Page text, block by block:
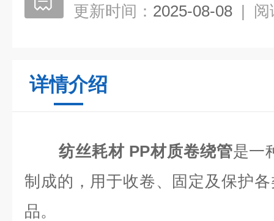
更新时间： 2025-08-08 | 阅
详情介绍
纺丝耗材 PP材质卷绕管是一
制成的，用于收卷、固定及保护
品‌。